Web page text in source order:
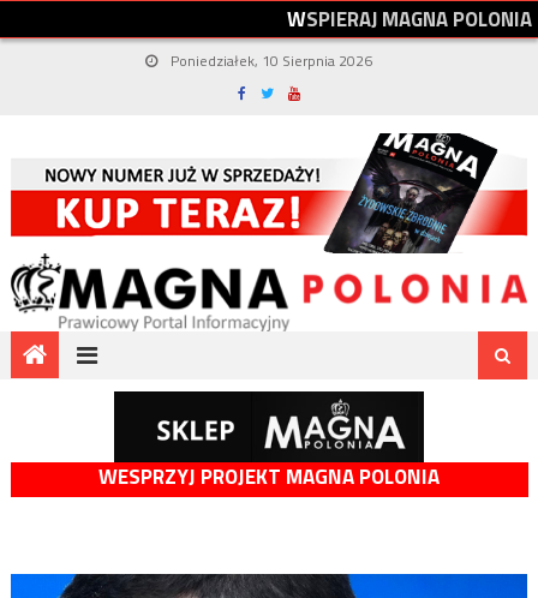
WSPIERAJMAGNAPOLONIA
Poniedziałek, 10 Sierpnia 2026
WESPRZYJ PROJEKT MAGNA POLONIA